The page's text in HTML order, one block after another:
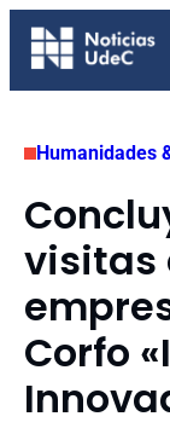
Saltar
Humanidades
visitas
Corfo